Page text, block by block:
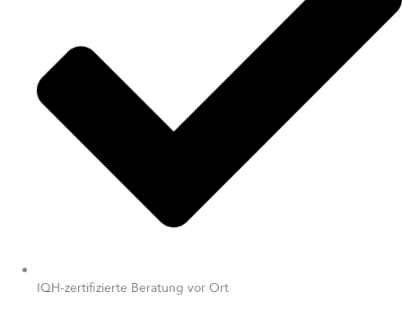
IQH-zertifizierte Beratung vor Ort